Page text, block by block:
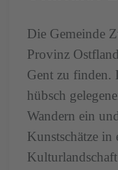
Die Gemeinde
Provinz
Gent zu finden.
hübsch
Wandern ein
Kunstschätze in